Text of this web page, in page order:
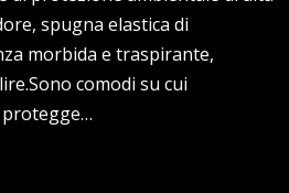
spugna elastica di
morbida e traspirante,
comodi su cui
protegge…